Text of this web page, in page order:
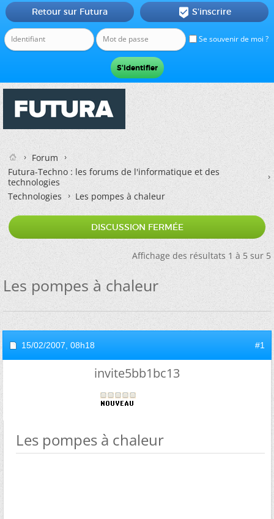
Se souvenir de moi ?
Retour sur Futura  S'inscrire
Forum
Futura-Techno : les forums de l'informatique et des
technologies
Technologies
Les pompes à chaleur
DISCUSSION FERMÉE
Affichage des résultats 1 à 5 sur 5
Les pompes à chaleur
15/02/2007, 08h18 #1
invite5bb1bc13
Les pompes à chaleur